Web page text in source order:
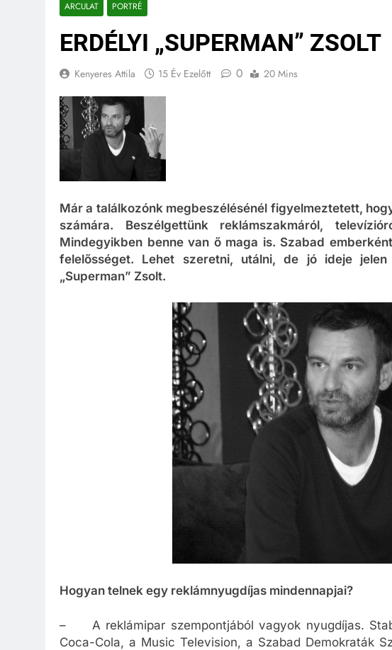
ARCULAT PORTRÉ
ERDÉLYI „SUPERMAN” ZSOLT
Kenyeres Attila 15 Év Ezelőtt 0 20 Mins
Már a találkozónk megbeszélésénél figyelmeztetett,
számára. Beszélgettünk reklámszakmáról,
Mindegyikben benne van ő maga is. Szabad
felelősséget. Lehet szeretni, utálni, de jó ideje
„Superman” Zsolt.
Hogyan telnek egy reklámnyugdíjas mindennapjai?
– A reklámipar szempontjából vagyok nyugdíjas.
Coca-Cola, a Music Television, a Szabad Demokraták